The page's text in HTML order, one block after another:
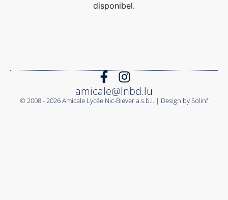
disponibel.
© 2008 - 2026 Amicale Lycée Nic-Biever a.s.b.l. | Design by Solinf
amicale@lnbd.lu